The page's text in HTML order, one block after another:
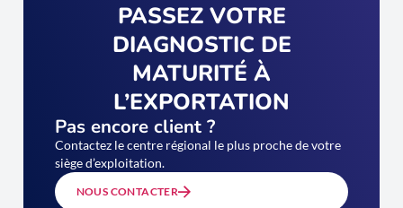
PASSEZ VOTRE
DIAGNOSTIC DE
MATURITÉ À
L’EXPORTATION
Pas encore client ?
Contactez le centre régional le plus proche de votre
siège d’exploitation.
NOUS CONTACTER